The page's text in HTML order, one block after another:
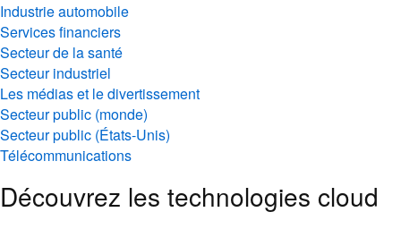
Industrie automobile
Services financiers
Secteur de la santé
Secteur industriel
Les médias et le divertissement
Secteur public (monde)
Secteur public (États-Unis)
Télécommunications
Découvrez les technologies cloud